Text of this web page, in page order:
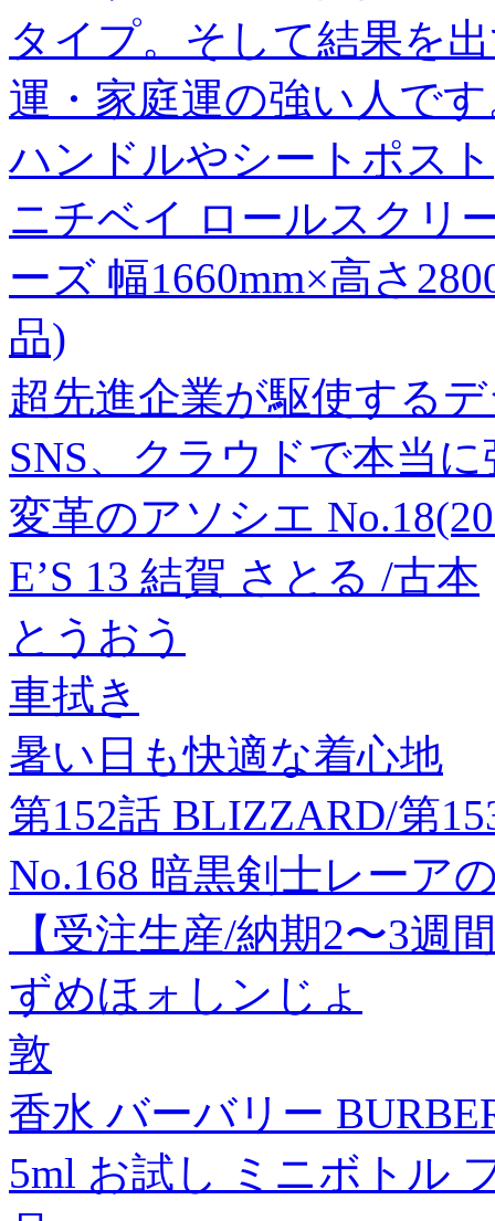
タイプ。そして結果を
運・家庭運の強い人で
ハンドルやシートポスト
ニチベイ ロールスクリ
ーズ 幅1660mm×高さ
品)
超先進企業が駆使する
SNS、クラウドで本当
変革のアソシエ
E’S 13 結賀 さとる /古本
とうおう
車拭き
暑い日も快適な着心地
第152話 BLIZZARD/第
No.168 暗黒剣士レーア
【受注生産/納期2〜3週
ずめほォしンじょ
敦
香水 バーバリー
5ml お試し ミニボトル